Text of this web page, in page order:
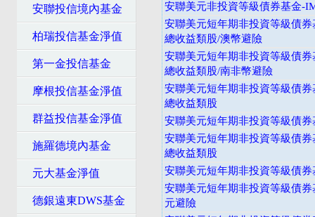
安聯投信境內基金
柏瑞投信基金淨值
第一金投信基金
摩根投信基金淨值
群益投信基金淨值
施羅德境內基金
元大基金淨值
德銀遠東DWS基金
安聯美元非投資等級債券基金-
安聯美元短年期非投資等級債
總收益類股/澳幣避險
安聯美元短年期非投資等級債
總收益類股/南非幣避險
安聯美元短年期非投資等級債
總收益類股
安聯美元短年期非投資等級債
安聯美元短年期非投資等級債
總收益類股
安聯美元短年期非投資等級債
安聯美元短年期非投資等級債
元避險